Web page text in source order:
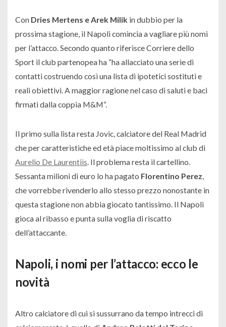
Con Dries Mertens e Arek Milik in dubbio per la
prossima stagione, il Napoli comincia a vagliare più nomi
per l’attacco. Secondo quanto riferisce Corriere dello
Sport il club partenopea ha “ha allacciato una serie di
contatti costruendo così una lista di ipotetici sostituti e
reali obiettivi. A maggior ragione nel caso di saluti e baci
firmati dalla coppia M&M“.
Il primo sulla lista resta Jovic, calciatore del Real Madrid
che per caratteristiche ed età piace moltissimo al club di
Aurelio De Laurentiis . Il problema resta il cartellino.
Sessanta milioni di euro lo ha pagato Florentino Perez
che vorrebbe rivenderlo allo stesso prezzo nonostante in
questa stagione non abbia giocato tantissimo. Il Napoli
gioca al ribasso e punta sulla voglia di riscatto
dell’attaccante.
Napoli, i nomi per l’attacco: ecco le
novità
Altro calciatore di cui si sussurrano da tempo intrecci di